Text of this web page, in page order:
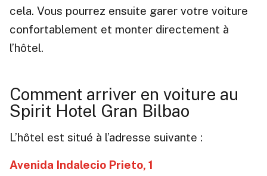
cela. Vous pourrez ensuite garer votre voiture
confortablement et monter directement à
l’hôtel.
Comment arriver en voiture au
Spirit Hotel Gran Bilbao
L’hôtel est situé à l’adresse suivante :
Avenida Indalecio Prieto, 1